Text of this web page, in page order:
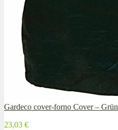
Gardeco cover-forno Cover – Grün
23,03 €